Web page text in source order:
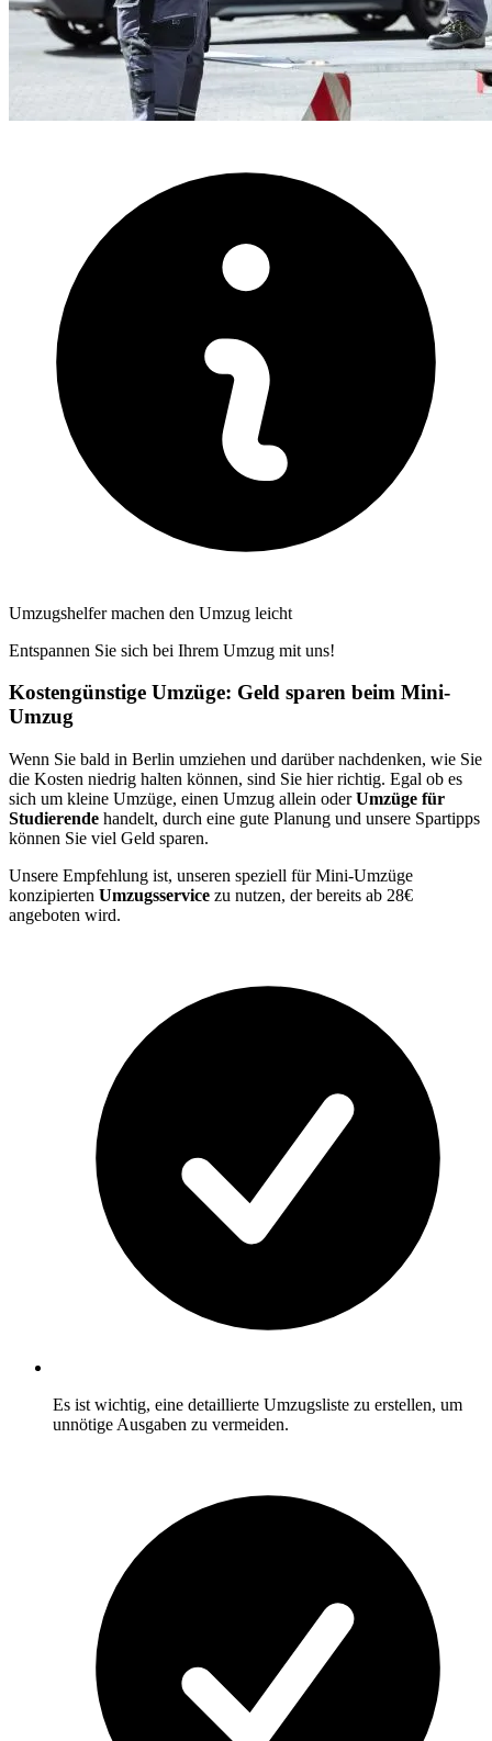
Umzugshelfer machen den Umzug leicht
Entspannen Sie sich bei Ihrem Umzug mit uns!
Kostengünstige Umzüge: Geld sparen beim Mini-
Umzug
Wenn Sie bald in Berlin umziehen und darüber nachdenken, wie Sie
die Kosten niedrig halten können, sind Sie hier richtig. Egal ob es
sich um kleine Umzüge, einen Umzug allein oderUmzüge für
Studierende handelt, durch eine gute Planung und unsere Spartipps
können Sie viel Geld sparen.
Unsere Empfehlung ist, unseren speziell für Mini-Umzüge
konzipierten Umzugsservice zu nutzen, der bereits ab 28€
angeboten wird.
Es ist wichtig, eine detaillierte Umzugsliste zu erstellen, um
unnötige Ausgaben zu vermeiden.